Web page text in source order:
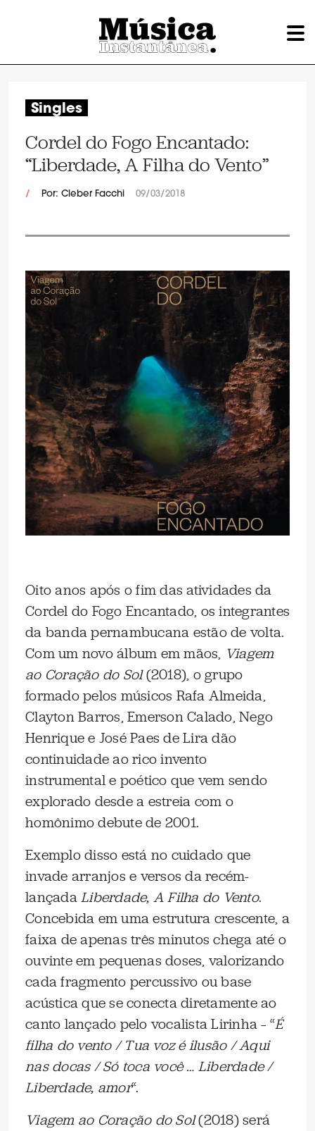
Singles
Cordel do Fogo Encantado:
“Liberdade, A Filha do Vento”
/ Por: Cleber Facchi 09/03/2018
Oito anos após o fim das atividades da
Cordel do Fogo Encantado, os integrantes
da banda pernambucana estão de volta.
Com um novo álbum em mãos, Viagem
ao Coração do Sol(2018), o grupo
formado pelos músicos Rafa Almeida,
Clayton Barros, Emerson Calado, Nego
Henrique e José Paes de Lira dão
continuidade ao rico invento
instrumental e poético que vem sendo
explorado desde a estreia com o
homônimo debute de 2001.
Exemplo disso está no cuidado que
invade arranjos e versos da recém-
lançadaLiberdade, A Filha do Vento.
Concebida em uma estrutura crescente, a
faixa de apenas três minutos chega até o
ouvinte em pequenas doses, valorizando
cada fragmento percussivo ou base
acústica que se conecta diretamente ao
canto lançado pelo vocalista Lirinha – “É
filha do vento / Tua voz é ilusão / Aqui
nas docas / Só toca você … Liberdade /
Liberdade, amor“.
Viagem ao Coração do Sol(2018) será